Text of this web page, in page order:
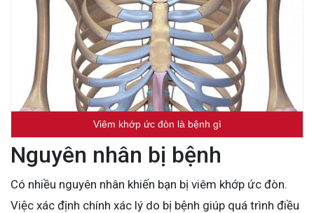
Viêm khớp ức đòn là bệnh gì
Nguyên nhân bị bệnh
Có nhiều nguyên nhân khiến bạn bị viêm khớp ức đòn.
Việc xác định chính xác lý do bị bệnh giúp quá trình điều